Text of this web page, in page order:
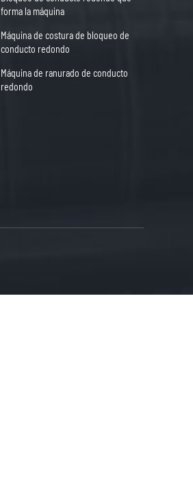
forma la máquina
Máquina de costura de bloqueo de
conducto redondo
Máquina de ranurado de conducto
redondo